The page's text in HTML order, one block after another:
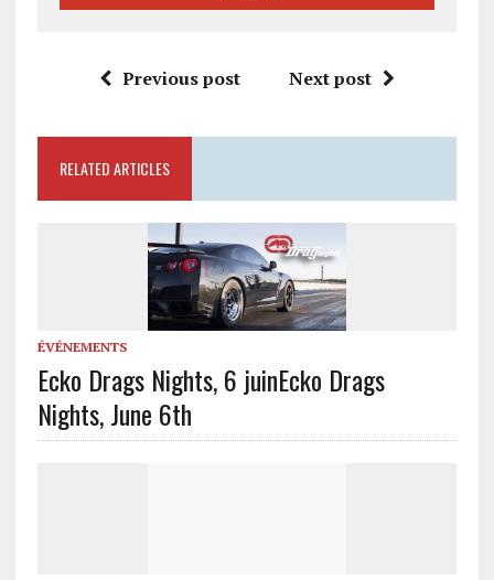
Previous post Next post
RELATED ARTICLES
ÉVÉNEMENTS
Ecko Drags Nights, 6 juinEcko Drags
Nights, June 6th